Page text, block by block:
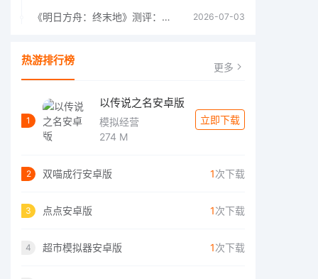
《明日方舟：终末地》测评：于荒芜之中，重建文明 2026-07-03
热游排行榜 更多
1
以传说之名安卓版
模拟经营
274 M
立即下载
2 双喵成行安卓版 1次下载
3 点点安卓版 1次下载
4 超市模拟器安卓版 1次下载